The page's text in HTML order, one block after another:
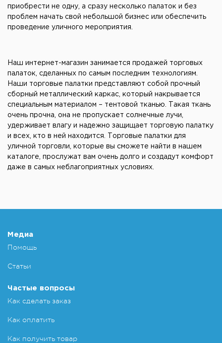
приобрести не одну, а сразу несколько палаток и без
проблем начать свой небольшой бизнес или обеспечить
проведение уличного мероприятия.
Наш интернет-магазин занимается продажей торговых
палаток, сделанных по самым последним технологиям.
Наши торговые палатки представляют собой прочный
сборный металлический каркас, который накрывается
специальным материалом – тентовой тканью. Такая ткань
очень прочна, она не пропускает солнечные лучи,
удерживает влагу и надежно защищает торговую палатку
и всех, кто в ней находится. Торговые палатки для
уличной торговли, которые вы сможете найти в нашем
каталоге, прослужат вам очень долго и создадут комфорт
даже в самых неблагоприятных условиях.
Медиа
Помощь
Статьи
Частые вопросы
Как сделать заказ
Как оплатить
Как получить товар